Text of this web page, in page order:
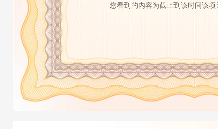
您看到的内容为截止到该时间该